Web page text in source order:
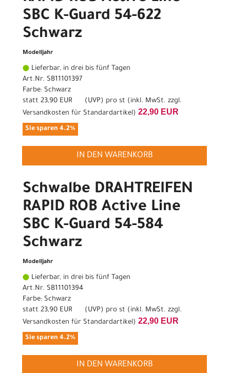
SBC K-Guard 54-622
Schwarz
Modelljahr
Lieferbar, in drei bis fünf Tagen
Art.Nr. SB11101397
Farbe: Schwarz
statt 23,90 EUR ( UVP) pro st (inkl. MwSt. zzgl.
Versandkosten für Standardartikel) 22,90 EUR
Sie sparen 4.2%
IN DEN WARENKORB
Schwalbe DRAHTREIFEN
RAPID ROB Active Line
SBC K-Guard 54-584
Schwarz
Modelljahr
Lieferbar, in drei bis fünf Tagen
Art.Nr. SB11101394
Farbe: Schwarz
statt 23,90 EUR ( UVP) pro st (inkl. MwSt. zzgl.
Versandkosten für Standardartikel) 22,90 EUR
Sie sparen 4.2%
IN DEN WARENKORB